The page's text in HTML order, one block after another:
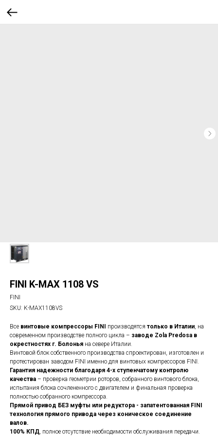
FINI K-MAX 1108 VS
FINI
SKU: K-MAX1108VS
Все винтовые компрессоры FINI производятся только в Италии, на
современном производстве полного цикла – заводе Zola Predosa в
окрестностях г. Болонья на севере Италии.
Винтовой блок собственного производства спроектирован, изготовлен и
протестирован заводом FINI именно для винтовых компрессоров FINI.
Гарантия надежности благодаря 4-х ступенчатому контролю
качества – проверка геометрии роторов, собранного винтового блока,
испытания блока сочлененного с двигателем и финальная проверка
полностью собранного компрессора.
Прямой привод БЕЗ муфты или редуктора - запатентованная FINI
технология прямого привода через коническое соединение
валов.
100% КПД, полное отсутствие необходимости обслуживания передачи.